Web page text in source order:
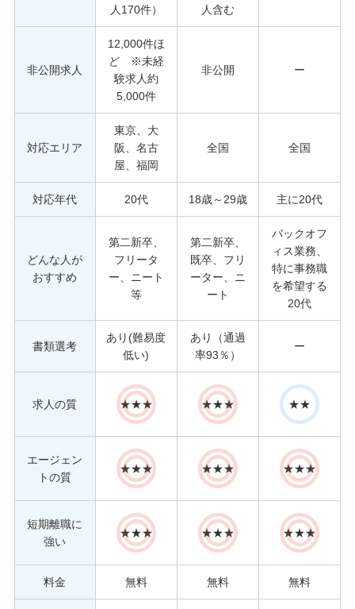
人170件）
人含む
非公開求人
12,000件ほ
ど ※未経
験求人約
5,000件
非公開 ー
対応エリア
東京、大
阪、名古
屋、福岡
全国 全国
対応年代 20代 18歳～29歳 主に20代
どんな人が
おすすめ
第二新卒、
フリータ
ー、ニート
等
第二新卒、
既卒、フリ
ーター、ニ
ート
バックオフ
ィス業務、
特に事務職
を希望する
20代
書類選考
あり(難易度
低い)
あり（通過
率93％）
ー
求人の質 ★★★ ★★★ ★★
エージェン
トの質
★★★ ★★★ ★★★
短期離職に
強い
★★★ ★★★ ★★★
料金 無料 無料 無料